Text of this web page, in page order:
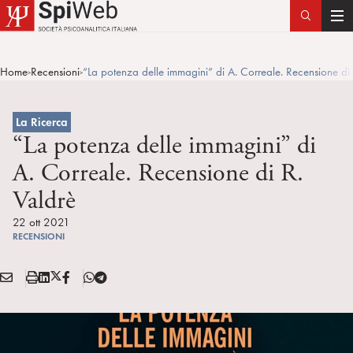
T
g
Home>Recensioni>“La potenza delle immagini” di A. Correale. Recensione di
La Ricerca
“La potenza delle immagini” di
A. Correale. Recensione di R.
Valdrè
22 ott 2021
RECENSIONI
Condividi:
E
A
S
a
L
n
X
T
F
T
l
e